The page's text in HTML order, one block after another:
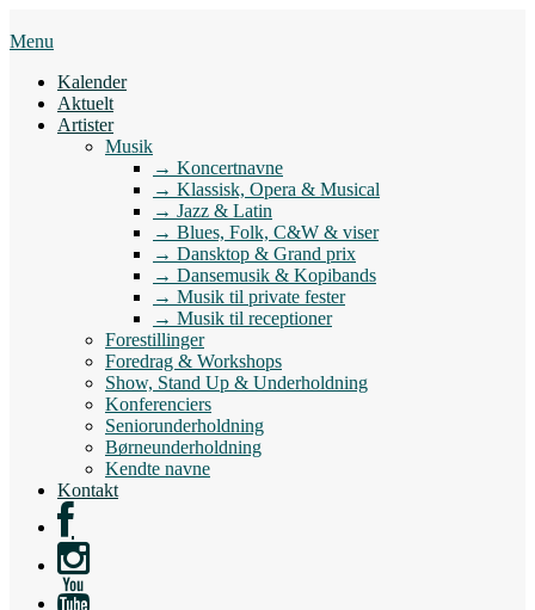
to
Menu
Kalender
Aktuelt
Artister
Musik
→ Koncertnavne
→ Klassisk, Opera & Musical
→ Jazz & Latin
→ Blues, Folk, C&W & viser
→ Dansktop & Grand prix
→ Dansemusik & Kopibands
→ Musik til private fester
→ Musik til receptioner
Forestillinger
Foredrag & Workshops
Show, Stand Up & Underholdning
Konferenciers
Seniorunderholdning
Børneunderholdning
Kendte navne
Kontakt